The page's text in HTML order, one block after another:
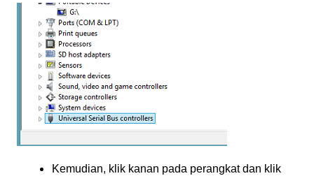
Kemudian, klik kanan pada perangkat dan klik